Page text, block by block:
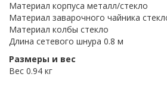
Материал корпуса металл/стекло
Материал заварочного чайника
Материал колбы стекло
Длина сетевого шнура 0.8 м
Размеры и вес
Вес 0.94 кг